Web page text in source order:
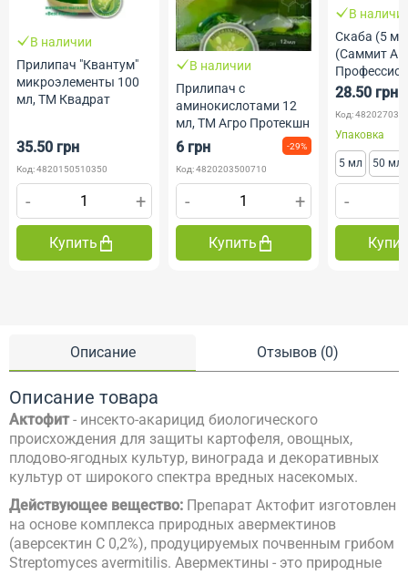
Описание Отзывов (0)
Описание товара
Актофит- инсекто-акарицид биологического
происхождения для защиты картофеля, овощных,
плодово-ягодных культур, винограда и декоративных
культур от широкого спектра вредных насекомых.
Действующее вещество: Препарат Актофит изготовлен
на основе комплекса природных авермектинов
(аверсектин С 0,2%), продуцируемых почвенным грибом
Streptomyces avermitilis. Авермектины - это природные
В наличии
Прилипач "Квантум"
микроэлементы 100
мл, ТМ Квадрат
35.50 грн
Код: 4820150510350
- +
Купить
В наличии
Прилипач с
аминокислотами 12
мл, ТМ Агро Протекшн
6 грн -29%
Код: 4820203500710
- +
Купить
В
Скаба (5
(Саммит
Семена
28.50 грн
Код:
Упаковка
5 мл 50 мл
-